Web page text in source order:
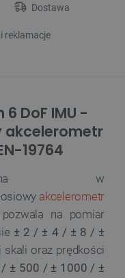
Dostawa
reklamacje
DoF IMU -
akcelerometr
19764
w
akcelerometr
na pomiar
± 2 / ± 4 / ± 8 / ±
skali oraz prędkości
± 500 / ± 1000 / ±